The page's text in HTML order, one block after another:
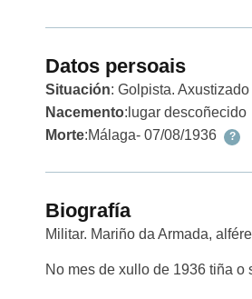
Datos persoais
Situación: Golpista. Axustizado
Nacemento: lugar descoñecido
Morte:Málaga- 07/08/1936 ?
Biografía
Militar. Mariño da Armada,
No mes de xullo de 1936 tiña